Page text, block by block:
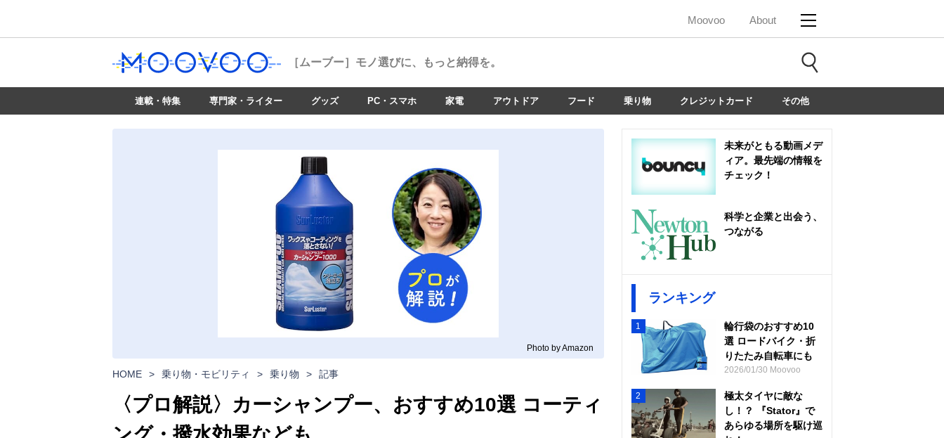
Moovoo About
［ムーブー］ モノ選びに、もっと納得を。
連載・特集 専門家・ライター グッズ PC・スマホ 家電 アウトドア フード 乗り物 クレジットカード その他
Photo by Amazon
HOME > 乗り物・モビリティ > 乗り物 > 記事
〈プロ解説〉カーシャンプー、おすすめ10選 コーティ
未来がともる動画メデ
ィア。最先端の情報を
チェック！
科学と企業と出会う、
つながる
ランキング
1
輪行袋のおすすめ10
選 ロードバイク・折
りたたみ自転車にも
2026/01/30 Moovoo
2
極太タイヤに敵な
し！？ 『Stator』で
あらゆる場所を駆け巡